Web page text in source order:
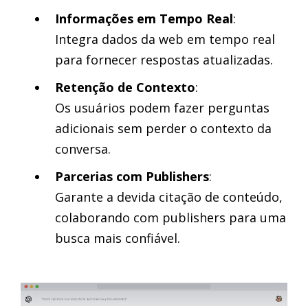
Informações em Tempo Real:
Integra dados da web em tempo real
para fornecer respostas atualizadas.
Retenção de Contexto:
Os usuários podem fazer perguntas
adicionais sem perder o contexto da
conversa.
Parcerias com Publishers:
Garante a devida citação de conteúdo,
colaborando com publishers para uma
busca mais confiável.